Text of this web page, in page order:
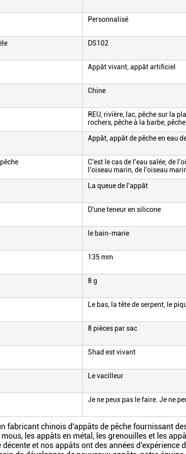
Personnalisé
DS102
Appât vivant, appât artificiel
Chine
REU, rivière, lac, pêche sur la
rochers, pêche à la barbe,
Appât, appât de pêche en eau
C'est le cas de l'eau salée, de
l'oiseau marin, de l'oiseau
La queue de l'appât
D'une teneur en silicone
le bain-marie
135 mm
8 g
Le bas, la tête de serpent, le
8 pièces par sac
Shad est vivant
Le vacilleur
Je ne peux pas le faire. Je ne
fabricant chinois d'appâts de pêche fournissant
les appâts en métal, les grenouilles et les
décente et nos appâts ont des années d'expérience